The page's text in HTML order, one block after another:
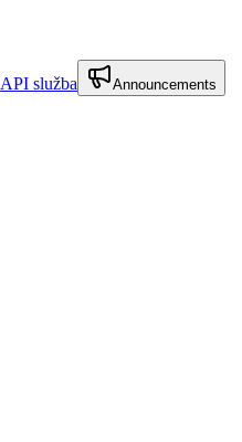
API služba Announcements